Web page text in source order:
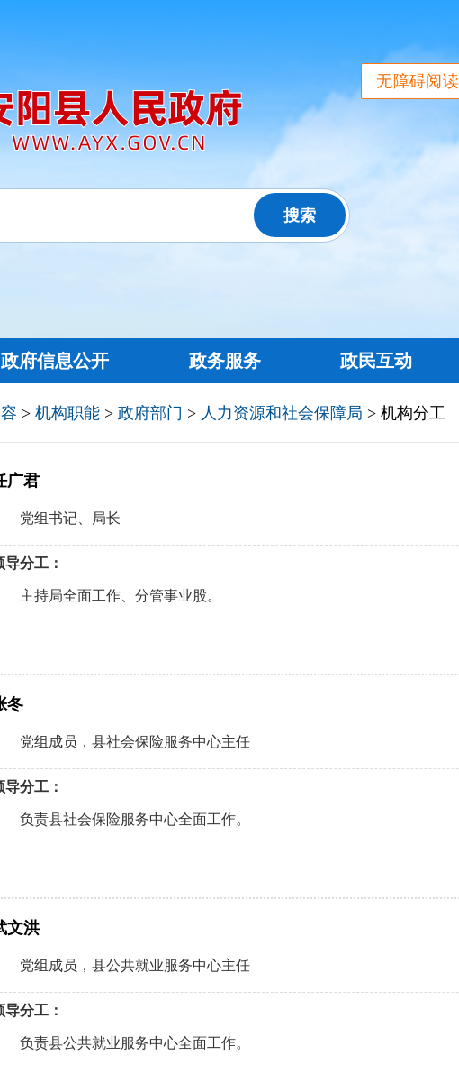
无障碍阅读
政府信息公开 政务服务 政民互动
> 机构职能 > 政府部门 > 人力资源和社会保障局 > 机构分工
广君
党组书记、局长
导分工：
持局全面工作、分管事业股。
冬
党组成员，县社会保险服务中心主任
导分工：
责县社会保险服务中心全面工作。
文洪
党组成员，县公共就业服务中心主任
导分工：
责县公共就业服务中心全面工作。